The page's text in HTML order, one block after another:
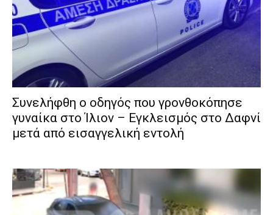
Συνελήφθη ο οδηγός που γρονθοκόπησε
γυναίκα στο Ίλιον – Εγκλεισμός στο Δαφνί
μετά από εισαγγελική εντολή